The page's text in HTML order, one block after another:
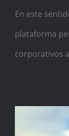
En este
plataforma
corporativos